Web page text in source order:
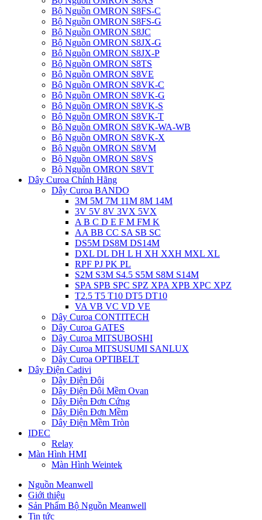
Bộ Nguồn OMRON S8FS-C
Bộ Nguồn OMRON S8FS-G
Bộ Nguồn OMRON S8JC
Bộ Nguồn OMRON S8JX-G
Bộ Nguồn OMRON S8JX-P
Bộ Nguồn OMRON S8TS
Bộ Nguồn OMRON S8VE
Bộ Nguồn OMRON S8VK-C
Bộ Nguồn OMRON S8VK-G
Bộ Nguồn OMRON S8VK-S
Bộ Nguồn OMRON S8VK-T
Bộ Nguồn OMRON S8VK-WA-WB
Bộ Nguồn OMRON S8VK-X
Bộ Nguồn OMRON S8VM
Bộ Nguồn OMRON S8VS
Bộ Nguồn OMRON S8VT
Dây Curoa Chính Hãng
Dây Curoa BANDO
3M 5M 7M 11M 8M 14M
3V 5V 8V 3VX 5VX
A B C D E F M FM K
AA BB CC SA SB SC
DS5M DS8M DS14M
DXL DL DH L H XH XXH MXL XL
RPF PJ PK PL
S2M S3M S4.5 S5M S8M S14M
SPA SPB SPC SPZ XPA XPB XPC XPZ
T2.5 T5 T10 DT5 DT10
VA VB VC VD VE
Dây Curoa CONTITECH
Dây Curoa GATES
Dây Curoa MITSUBOSHI
Dây Curoa MITSUSUMI SANLUX
Dây Curoa OPTIBELT
Dây Điện Cadivi
Dây Điện Đôi
Dây Điện Đôi Mềm Ovan
Dây Điện Đơn Cứng
Dây Điện Đơn Mềm
Dây Điện Mềm Tròn
IDEC
Relay
Màn Hình HMI
Màn Hình Weintek
Nguồn Meanwell
Giới thiệu
Sản Phẩm Bộ Nguồn Meanwell
Tin tức